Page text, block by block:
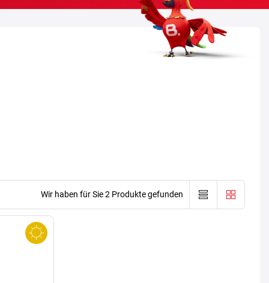
Wir haben für Sie 2 Produkte gefunden